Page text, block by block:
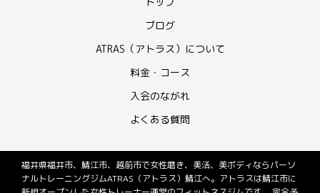
ブログ
ATRAS（アトラス）について
料金・コース
入会のながれ
よくある質問
福井県福井市、鯖江市、越前市で女性磨き、美活、美ボディならパーソ
ナルトレーニングジムATRAS（アトラス）鯖江へ。アトラスは鯖江市に